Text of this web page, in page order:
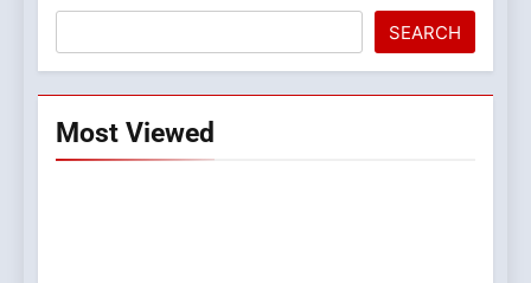
SEARCH
Most Viewed